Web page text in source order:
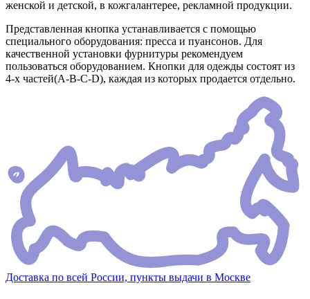
женской и детской, в кожгалантерее, рекламной продукции.
Представленная кнопка устанавливается с помощью
специального оборудования: пресса и пуансонов. Для
качественной установки фурнитуры рекомендуем
пользоваться оборудованием. Кнопки для одежды состоят из
4-х частей(А-В-С-D), каждая из которых продается отдельно.
Доставка по всей России, пункты выдачи в Москве